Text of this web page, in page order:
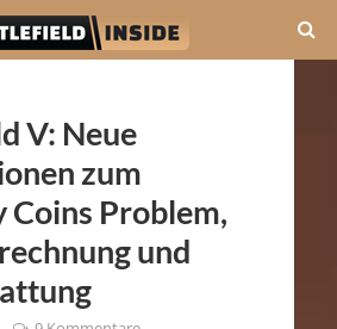
V: Neue
zum
Coins Problem,
und